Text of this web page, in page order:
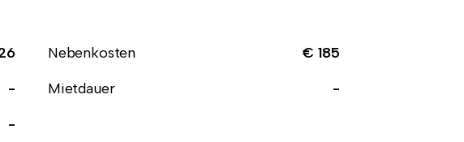
Nebenkosten
€ 185
- Mietdauer
-
-